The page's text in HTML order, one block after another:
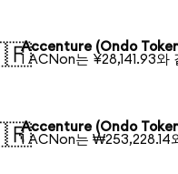
Accenture (Ondo
1 ACNon는 ¥28,141.93와
Accenture (Ondo
1 ACNon는 ₩253,228.14